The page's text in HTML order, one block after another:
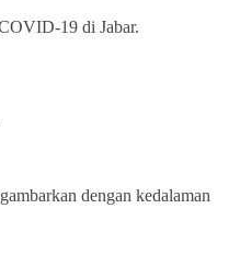
19 di Jabar.
dengan kedalaman